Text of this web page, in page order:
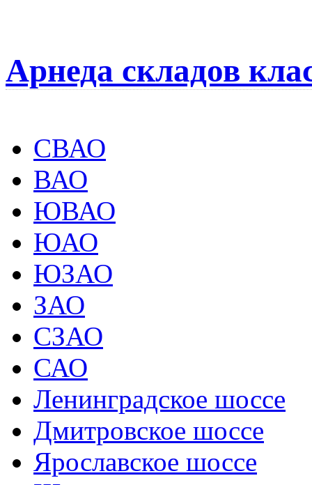
Арнеда складов
СВАО
ВАО
ЮВАО
ЮАО
ЮЗАО
ЗАО
СЗАО
САО
Ленинградское шоссе
Дмитровское шоссе
Ярославское шоссе